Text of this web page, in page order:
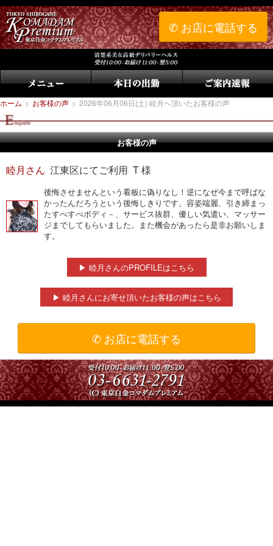
✆ お店に電話する
ホーム > お客様の声 > 2026年06月06日(土) 睦月へ頂いたお客様の声
お客様の声
睦月さん 江東区にてご利用 T 様
後悔させませんという看板に偽りなし！逆になぜ今まで呼ばな
かったんだろうという後悔しきりです。容姿端麗、引き締まっ
たすべすべボディ－、サービス抜群、優しい気遣い、マッサー
ジまでしてもらいました。また機会があったら是非お願いしま
す。
▶ 睦月さんのPROFILEはこちら
▶ 睦月さんにお寄せ頂いたお客様の声はこちら
✆ お店に電話する